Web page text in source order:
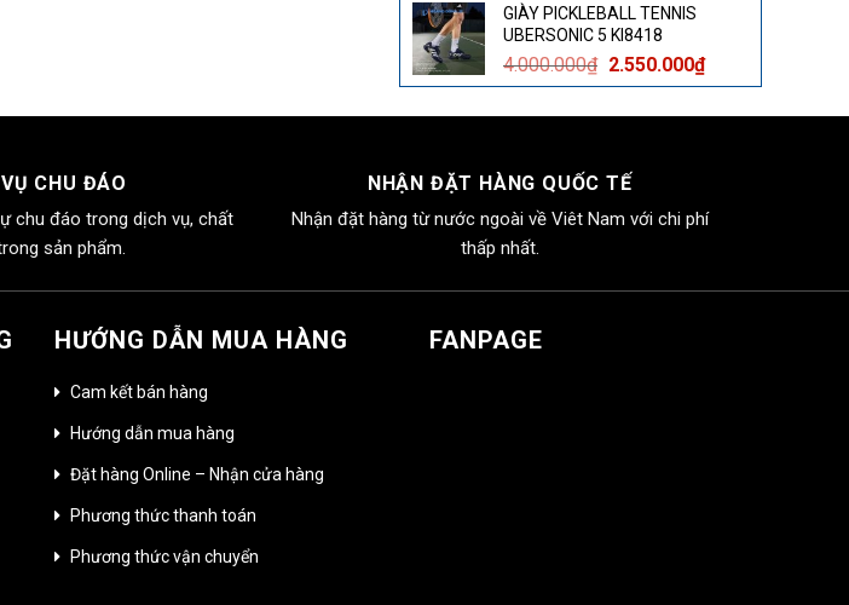
là:
4.000.000₫.
2.550.000₫.
GIÀY PICKLEBALL TENNIS
UBERSONIC 5 KI8418
4.000.000₫ Giá
gốc
là:
2.550.000₫Giá
hiện
tại
CHU ĐÁO
chu đáo trong dịch vụ, chất
sản phẩm.
NHẬN ĐẶT HÀNG QUỐC TẾ
Nhận đặt hàng từ nước ngoài về Viêt Nam với chi phí
thấp nhất.
HƯỚNG DẪN MUA HÀNG
Cam kết bán hàng
Hướng dẫn mua hàng
Đặt hàng Online – Nhận cửa hàng
Phương thức thanh toán
Phương thức vận chuyển
FANPAGE